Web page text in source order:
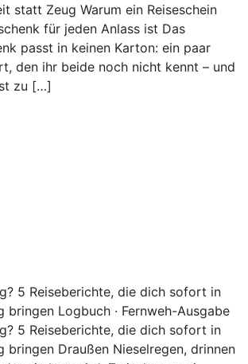
statt Zeug Warum ein Reiseschein
für jeden Anlass ist Das
passt in keinen Karton: ein paar
den ihr beide noch nicht kennt – und
zu […]
5 Reiseberichte, die dich sofort in
bringen Logbuch · Fernweh-Ausgabe
5 Reiseberichte, die dich sofort in
bringen Draußen Nieselregen, drinnen